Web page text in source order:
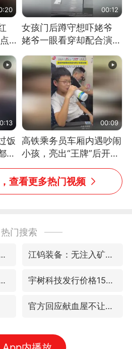
00:12
女孩门后蹲守想吓姥爷
姥爷一眼看穿却配合演出
网友：姥爷的演技我打满
分
饭
没
00:09
高铁乘务员车厢内遇吵闹
小孩，亮出“王牌”后开启
一键静音
查看更多热门视频
热门搜索
进入48小时警戒线 江钨装备：无注入矿山资产安排
新版全月地质图 宇树科技发行价格150.80元/股
官方回应献血屋不让市民入内躲雨